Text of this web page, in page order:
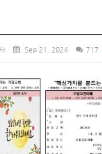
Sep 21, 2024 717